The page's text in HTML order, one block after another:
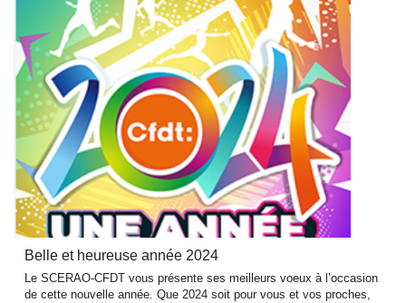
Belle et heureuse année 2024
Le SCERAO-CFDT vous présente ses meilleurs voeux à l’occasion
de cette nouvelle année. Que 2024 soit pour vous et vos proches,